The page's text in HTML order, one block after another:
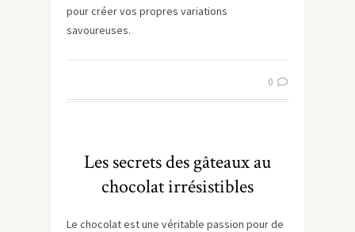
pour créer vos propres variations
savoureuses.
0
Les secrets des gâteaux au
chocolat irrésistibles
Le chocolat est une véritable passion pour de